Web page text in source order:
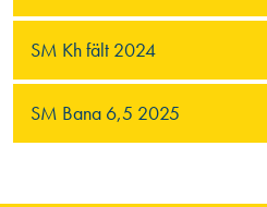
SM Kh fält 2024
SM Bana 6,5 2025